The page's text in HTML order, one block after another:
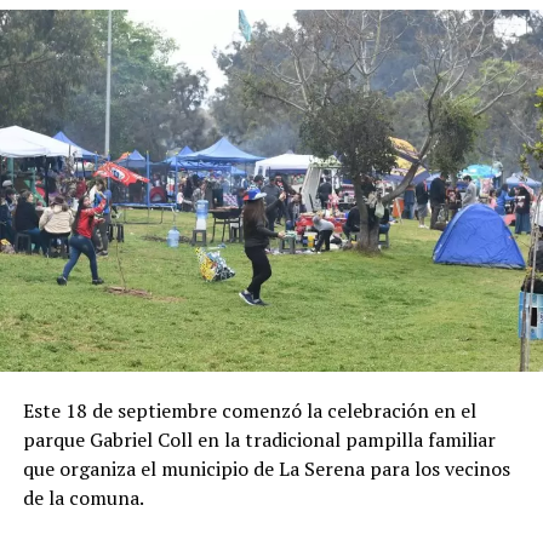
Este 18 de septiembre comenzó la celebración en el
parque Gabriel Coll en la tradicional pampilla familiar
que organiza el municipio de La Serena para los vecinos
de la comuna.